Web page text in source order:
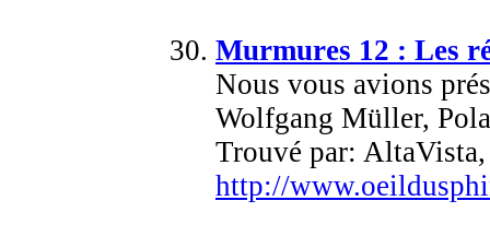
Murmures 12 : Les
Nous vous avions
Wolfgang Müller,
Trouvé par:
http://